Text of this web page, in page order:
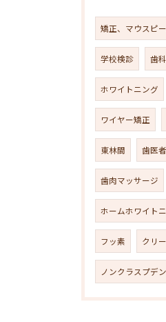
矯正、マウスピ
学校検診 歯
ホワイトニング
ワイヤー矯正
東林間 歯医者
歯肉マッサージ
ホームホワイト
フッ素 クリ
ノンクラスプデ